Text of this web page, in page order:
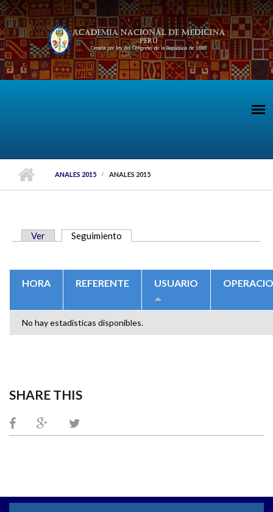
Pasar al contenido principal
ANALES 2015 ANALES 2015
Ver Seguimiento
HORA REFERENTE USUARIO
No hay estadísticas disponibles.
SHARE THIS